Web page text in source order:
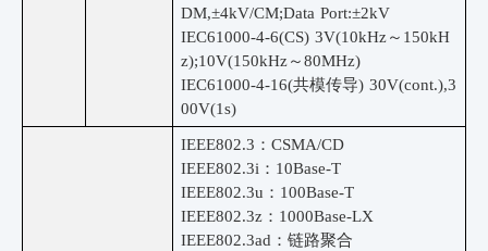
DM,±4kV/CM;Data Port:±2kV
IEC61000-4-6(CS) 3V(10kHz～150kH
z);10V(150kHz～80MHz)
IEC61000-4-16(共模传导) 30V(cont.),3
00V(1s)
IEEE802.3：CSMA/CD
IEEE802.3i：10Base-T
IEEE802.3u：100Base-T
IEEE802.3z：1000Base-LX
IEEE802.3ad：链路聚合